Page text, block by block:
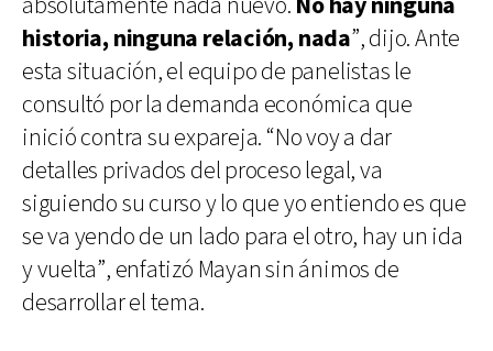
historia, ninguna relación, nada”, dijo. Ante
esta situación, el equipo de panelistas le
consultó por la demanda económica que
inició contra su expareja. “No voy a dar
detalles privados del proceso legal, va
siguiendo su curso y lo que yo entiendo es que
se va yendo de un lado para el otro, hay un ida
y vuelta”, enfatizó Mayan sin ánimos de
desarrollar el tema.